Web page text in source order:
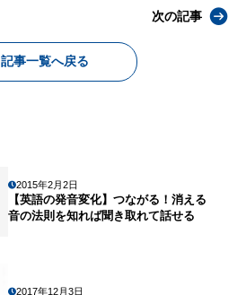
記事一覧へ戻る
次の記事
2015年2月2日
【英語の発音変化】つながる！消える
音の法則を知れば聞き取れて話せる
2017年12月3日